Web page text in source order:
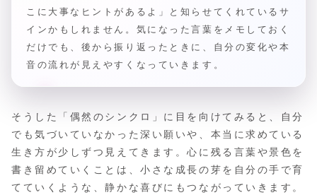
こに大事なヒントがあるよ」と知らせてくれているサ
インかもしれません。気になった言葉をメモしておく
だけでも、後から振り返ったときに、自分の変化や本
音の流れが見えやすくなっていきます。
そうした「偶然のシンクロ」に目を向けてみると、自分
でも気づいていなかった深い願いや、本当に求めている
生き方が少しずつ見えてきます。心に残る言葉や景色を
書き留めていくことは、小さな成長の芽を自分の手で育
てていくような、静かな喜びにもつながっていきます。